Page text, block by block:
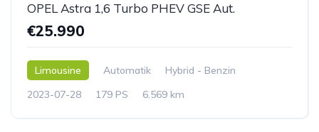
OPEL Astra 1,6 Turbo PHEV GSE Aut.
€25.990
Limousine Automatik
Hybrid - Benzin
2023-07-28
179 PS 6.569 km